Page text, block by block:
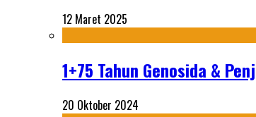
12 Maret 2025
1+75 Tahun Genosida &
20 Oktober 2024